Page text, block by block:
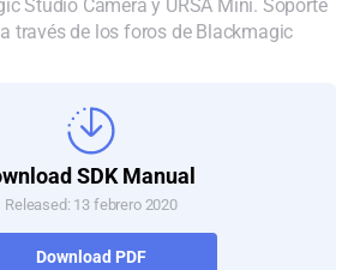
través de los foros de Blackmagic
SDK Manual
Released: 13 febrero 2020
Download PDF